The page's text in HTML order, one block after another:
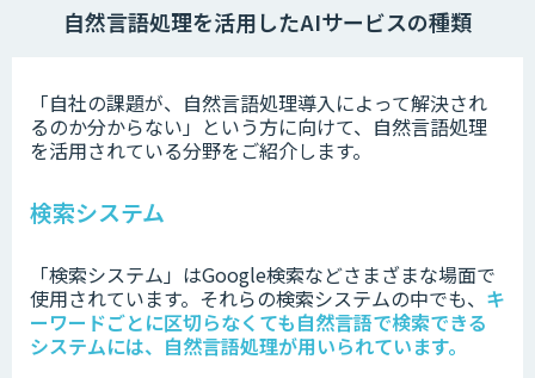
自然言語処理を活用したAIサービスの種類
「自社の課題が、自然言語処理導入によって解決され
るのか分からない」という方に向けて、自然言語処理
を活用されている分野をご紹介します。
検索システム
「検索システム」はGoogle検索などさまざまな場面で
使用されています。それらの検索システムの中でも、 キ
ーワードごとに区切らなくても自然言語で検索できる
システムには、自然言語処理が用いられています。